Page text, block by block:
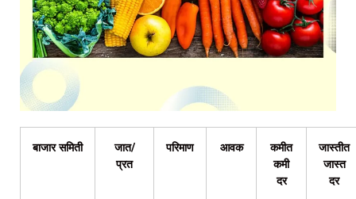
बाजार समिती
जात/
प्रत
परिमाण आवक
कमीत
कमी
दर
जास्तीत
जास्त
दर